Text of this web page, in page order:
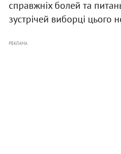
справжніх болей та
зустрічей виборці цього
РЕКЛАМА